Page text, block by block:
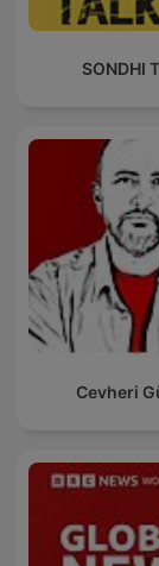
SONDHI
Cevheri